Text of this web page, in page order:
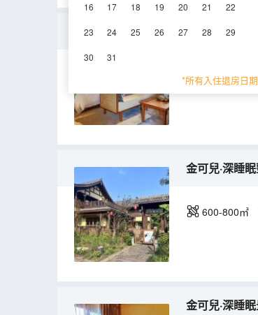
16 17 18 19 20 21 22
23 24 25 26 27 28 29
30 31
*所有入住退房日
金可兒·深睡
40-50㎡
金可兒·深睡
600-800㎡
金可兒·深睡